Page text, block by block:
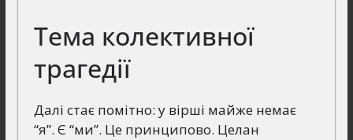
Тема колективної
трагедії
Далі стає помітно: у вірші майже немає
“я”. Є “ми”. Це принципово. Целан